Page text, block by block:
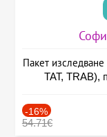
Пакет
TAT, TRAB),
-16%
54.71€